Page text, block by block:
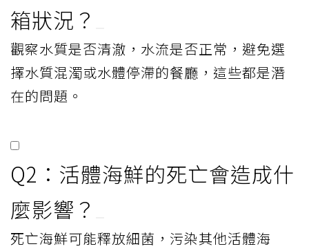
箱狀況？
觀察水質是否清澈，水流是否正常，避免選
擇水質混濁或水體停滯的餐廳，這些都是潛
在的問題。
Q2：活體海鮮的死亡會造成什
麼影響？
死亡海鮮可能釋放細菌，污染其他活體海